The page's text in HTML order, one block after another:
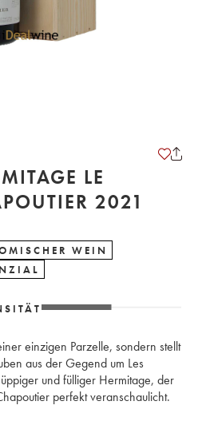
LE
PAVILLON CHAPOUTIER 2021
WEIN
einzigen Parzelle, sondern stellt
aus der Gegend um Les
und fülliger Hermitage, der
perfekt veranschaulicht.